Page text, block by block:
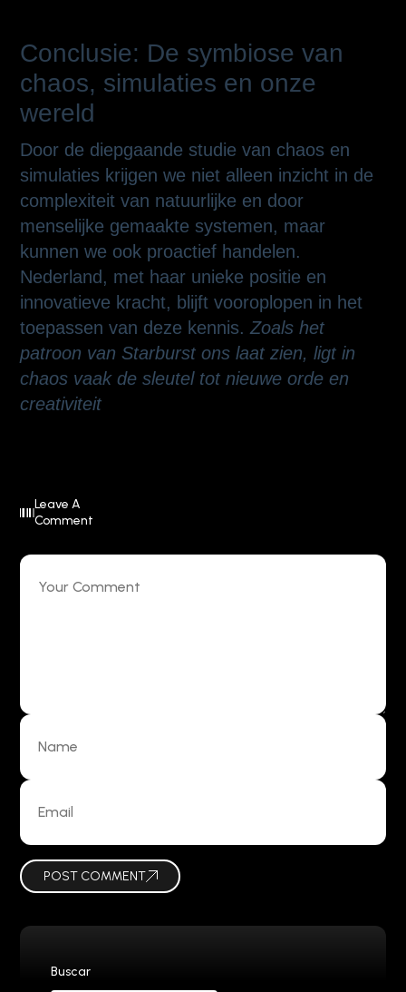
Conclusie: De symbiose van
chaos, simulaties en onze
wereld
Door de diepgaande studie van chaos en
simulaties krijgen we niet alleen inzicht in de
complexiteit van natuurlijke en door
menselijke gemaakte systemen, maar
kunnen we ook proactief handelen.
Nederland, met haar unieke positie en
innovatieve kracht, blijft vooroplopen in het
toepassen van deze kennis. Zoals het
patroon van Starburst ons laat zien, ligt in
chaos vaak de sleutel tot nieuwe orde en
creativiteit
Leave A
Comment
POST COMMENT
Buscar